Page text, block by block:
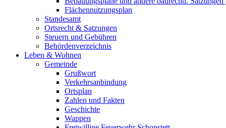
Flächennutzungsplan
Standesamt
Ortsrecht & Satzungen
Steuern und Gebühren
Behördenverzeichnis
Leben & Wohnen
Gemeinde
Grußwort
Verkehrsanbindung
Ortsplan
Zahlen und Fakten
Geschichte
Wappen